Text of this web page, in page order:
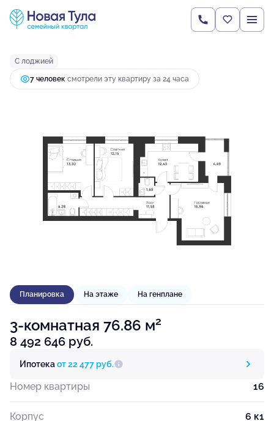
3-комнатная76.86 м 8 492 646 руб.
Ипотекаот 22 477 руб.
С лоджией
7 человек смотрели эту квартиру за 24 часа
Планировка На этаже На генплане
3-комнатная 76.86 м2
8 492 646 руб.
Ипотекаот 22 477 руб.
Номер квартиры 16
Корпус 6 к1